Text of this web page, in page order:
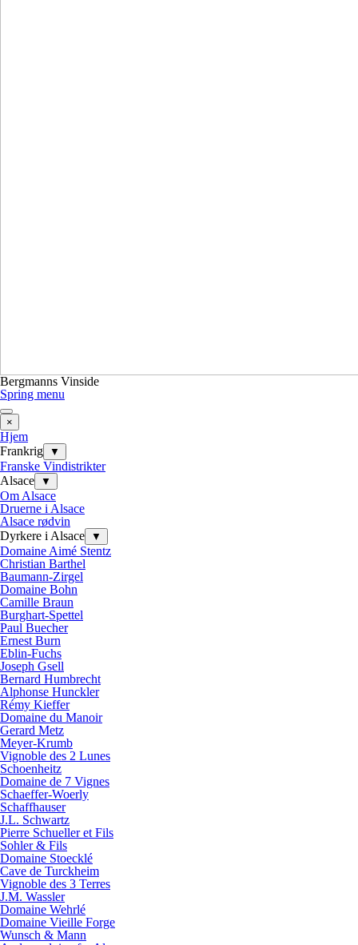
Bergmanns Vinside
Spring menu
×
Hjem
Frankrig
▼
Franske Vindistrikter
Alsace
▼
Om Alsace
Druerne i Alsace
Alsace rødvin
Dyrkere i Alsace
▼
Domaine Aimé Stentz
Christian Barthel
Baumann-Zirgel
Domaine Bohn
Camille Braun
Burghart-Spettel
Paul Buecher
Ernest Burn
Eblin-Fuchs
Joseph Gsell
Bernard Humbrecht
Alphonse Hunckler
Rémy Kieffer
Domaine du Manoir
Gerard Metz
Meyer-Krumb
Vignoble des 2 Lunes
Schoenheitz
Domaine de 7 Vignes
Schaeffer-Woerly
Schaffhauser
J.L. Schwartz
Pierre Schueller et Fils
Sohler & Fils
Domaine Stoecklé
Cave de Turckheim
Vignoble des 3 Terres
J.M. Wassler
Domaine Wehrlé
Domaine Vieille Forge
Wunsch & Mann